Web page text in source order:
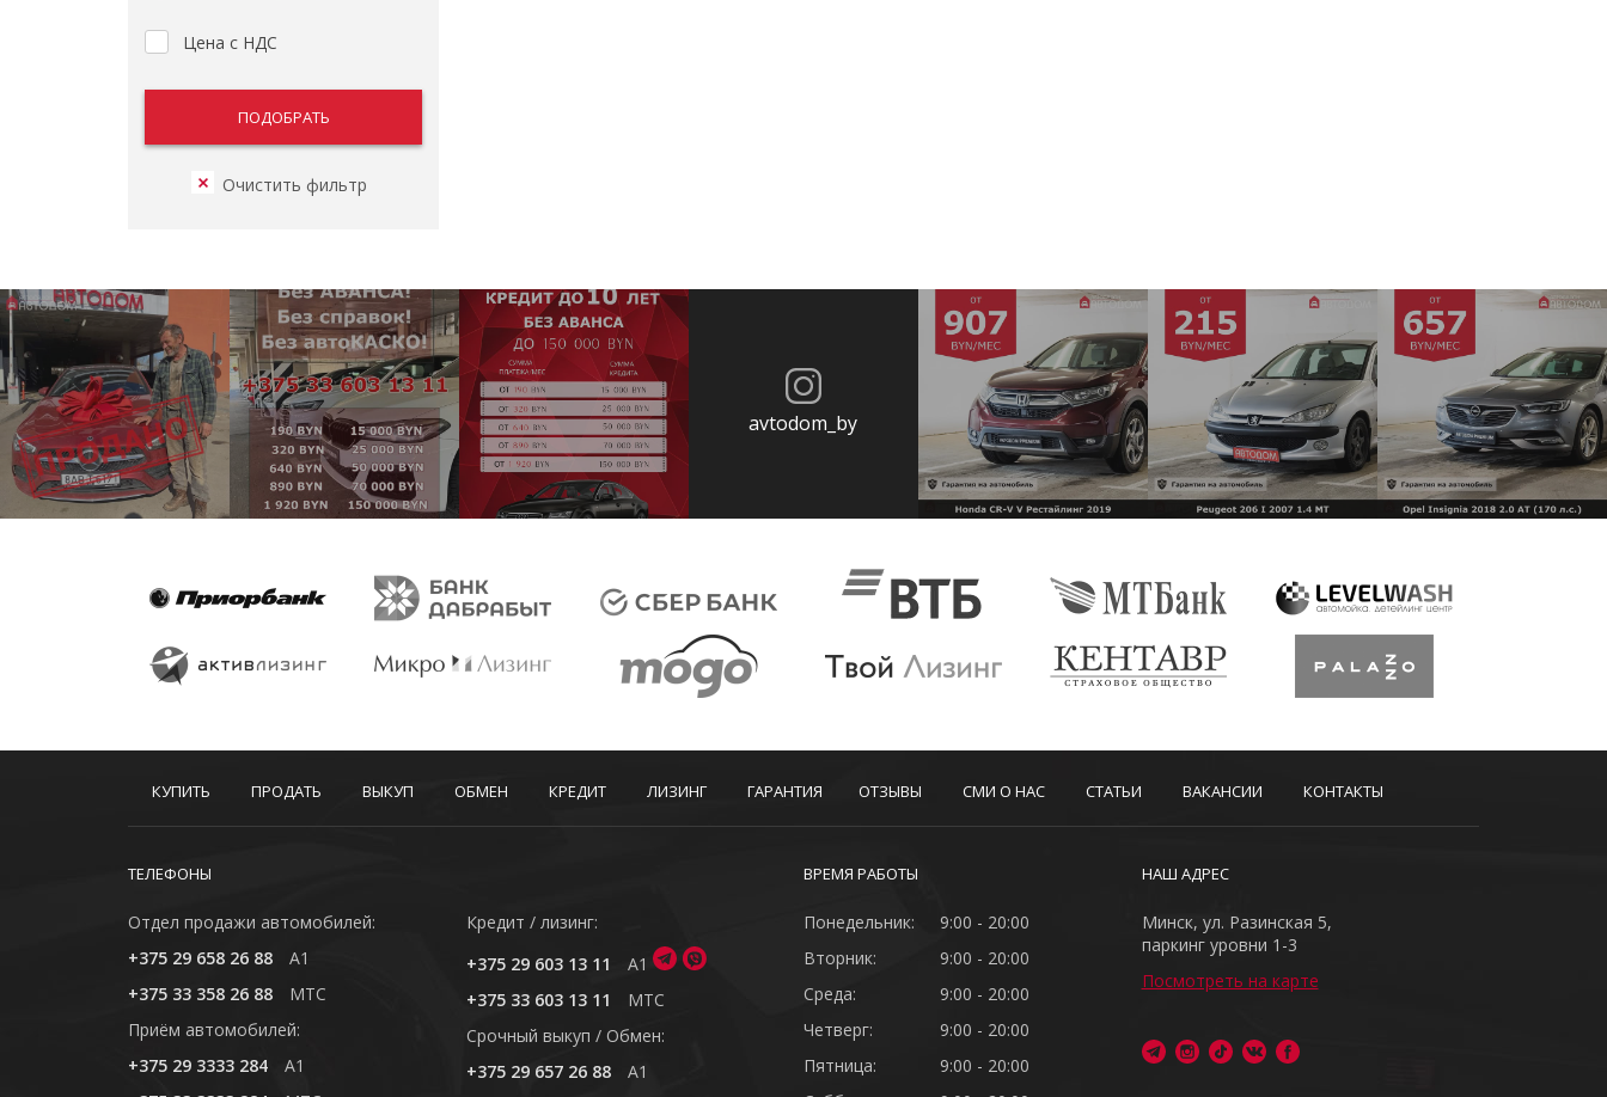
Цена с НДС
avtodom_by
КУПИТЬ ПРОДАТЬ ВЫКУП ОБМЕН КРЕДИТ ЛИЗИНГ ГАРАНТИЯ ОТЗЫВЫ СМИ О НАС СТАТЬИ ВАКАНСИИ КОНТАКТЫ
ТЕЛЕФОНЫ
Отдел продажи автомобилей:
+375 29 658 26 88
A1
+375 33 358 26 88
MTC
Приём автомобилей:
+375 29 3333 284
A1
Кредит / лизинг:
+375 29 603 13 11
A1
+375 33 603 13 11
MTC
Cрочный выкуп / Обмен:
+375 29 657 26 88
A1
ВРЕМЯ РАБОТЫ
Понедельник:
9:00 - 20:00
Вторник:
9:00 - 20:00
Среда:
9:00 - 20:00
Четверг:
9:00 - 20:00
Пятница:
9:00 - 20:00
НАШ АДРЕС
Минск, ул. Разинская 5,
паркинг уровни 1-3
Посмотреть на карте